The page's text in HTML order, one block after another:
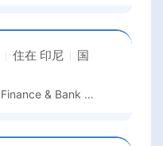
住在 印尼
国
Assistant Manager - Finance & Bank Relation